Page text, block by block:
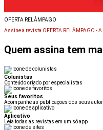
OFERTA RELÂMPAGO
Assine a revista OFERTA RELÂMPAGO -A
Quem assina tem
Colunistas
Conteúdo criado por especialistas
Seus favoritos
Acompanhe as publicações dos seus
Aplicativo
Leia todas as revistas em um só app